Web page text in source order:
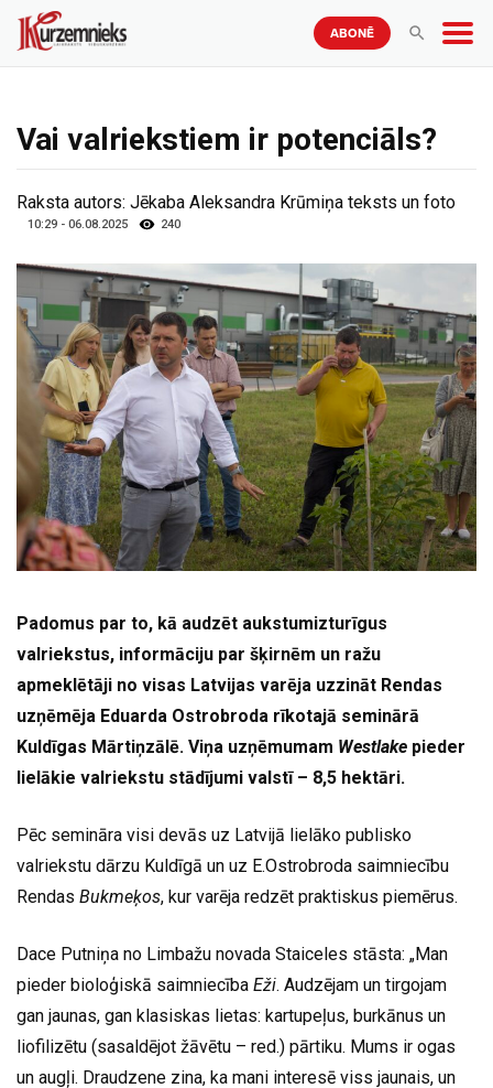
ABONĒ
Vai valriekstiem ir potenciāls?
Raksta autors: Jēkaba Aleksandra Krūmiņa teksts un foto
10:29 - 06.08.2025 240
Padomus par to, kā audzēt aukstumizturīgus
valriekstus, informāciju par šķirnēm un ražu
apmeklētāji no visas Latvijas varēja uzzināt Rendas
uzņēmēja Eduarda Ostrobroda rīkotajā seminārā
Kuldīgas Mārtiņzālē. Viņa uzņēmumam Westlake pieder
lielākie valriekstu stādījumi valstī – 8,5 hektāri.
Pēc semināra visi devās uz Latvijā lielāko publisko
valriekstu dārzu Kuldīgā un uz E.Ostrobroda saimniecību
Rendas Bukmeķos, kur varēja redzēt praktiskus piemērus.
Dace Putniņa no Limbažu novada Staiceles stāsta: „Man
pieder bioloģiskā saimniecība Eži. Audzējam un tirgojam
gan jaunas, gan klasiskas lietas: kartupeļus, burkānus un
liofilizētu (sasaldējot žāvētu – red.) pārtiku. Mums ir ogas
un augļi. Draudzene zina, ka mani interesē viss jaunais, un